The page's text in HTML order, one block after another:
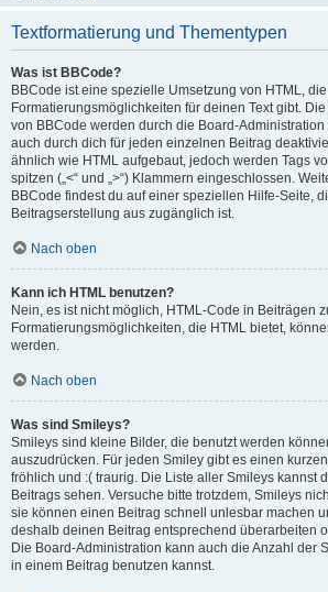
Textformatierung und Thementypen
Was ist BBCode?
BBCode ist eine spezielle Umsetzung von HTML,
Formatierungsmöglichkeiten für deinen Text gibt.
von BBCode werden durch die Board-
auch durch dich für jeden einzelnen Beitrag
ähnlich wie HTML aufgebaut, jedoch werden Tags
spitzen („<“ und „>“) Klammern eingeschlossen.
BBCode findest du auf einer speziellen Hilfe-Seite,
Beitragserstellung aus zugänglich ist.
Nach oben
Kann ich HTML benutzen?
Nein, es ist nicht möglich, HTML-Code in Beiträgen
Formatierungsmöglichkeiten, die HTML bietet,
werden.
Nach oben
Was sind Smileys?
Smileys sind kleine Bilder, die benutzt werden
auszudrücken. Für jeden Smiley gibt es einen
fröhlich und :( traurig. Die Liste aller Smileys kannst
Beitrags sehen. Versuche bitte trotzdem, Smileys
sie können einen Beitrag schnell unlesbar machen
deshalb deinen Beitrag entsprechend überarbeiten
Die Board-Administration kann auch die Anzahl der
in einem Beitrag benutzen kannst.